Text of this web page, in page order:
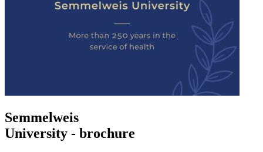
Semmelweis
University - brochure